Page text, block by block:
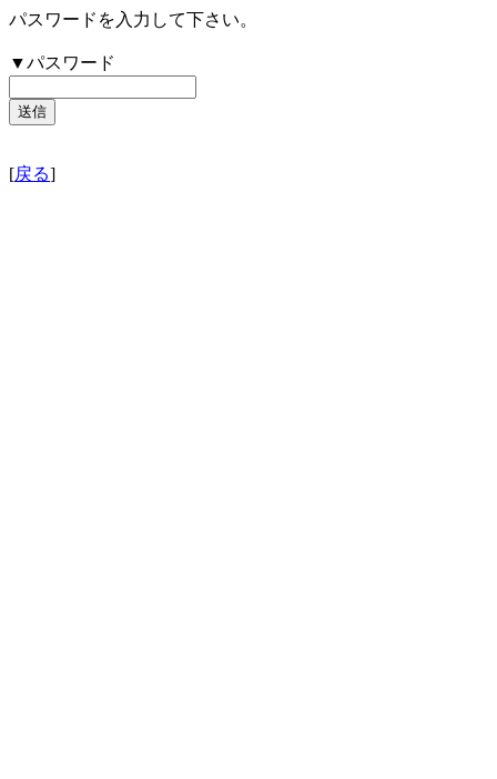
パスワードを入力して下さい。
▼パスワード
[戻る]